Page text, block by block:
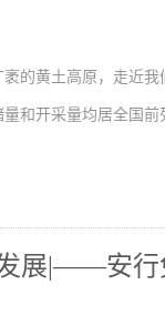
袤的黄土高原，走近
量和开采量均居全国
展|——安行